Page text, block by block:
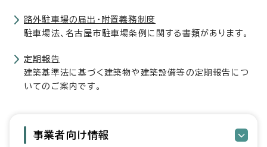
路外駐車場の届出・附置義務制度
駐車場法、名古屋市駐車場条例に関する書類があります。
定期報告
建築基準法に基づく建築物や建築設備等の定期報告につ
いてのご案内です。
事業者向け情報